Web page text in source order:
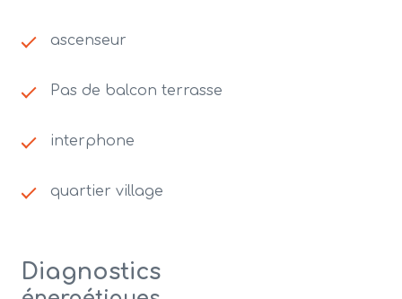
ascenseur
Pas de balcon terrasse
interphone
quartier village
Diagnostics